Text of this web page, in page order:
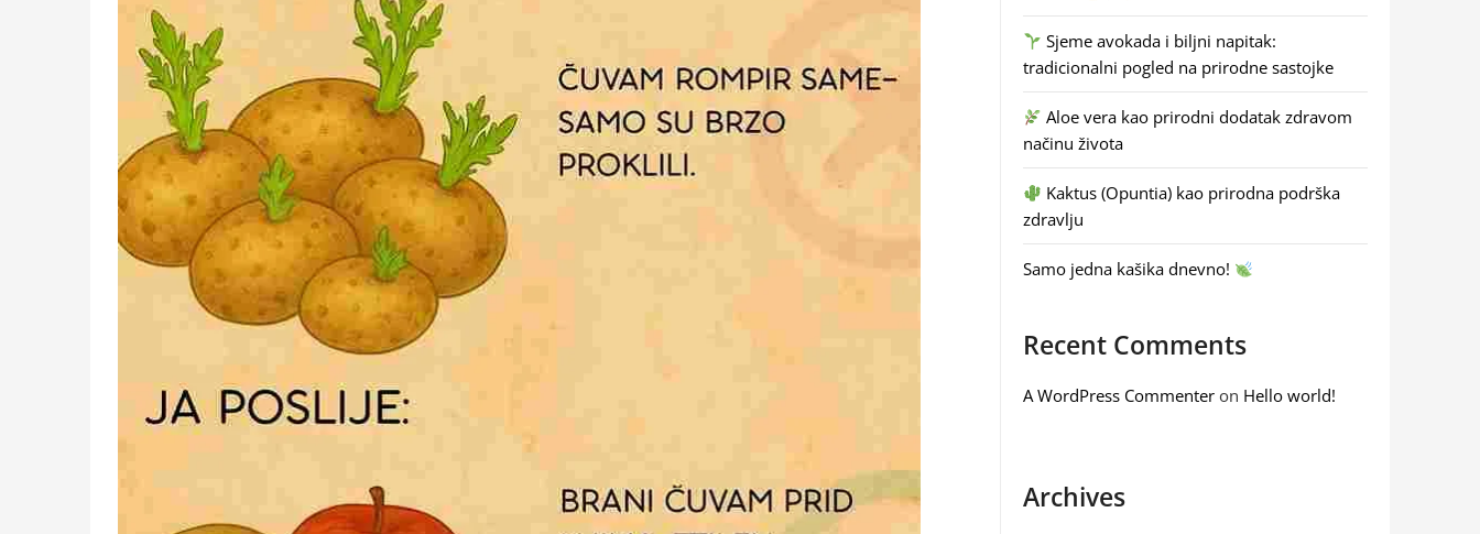
Sjeme avokada i biljni napitak:
tradicionalni pogled na prirodne sastojke
Aloe vera kao prirodni dodatak zdravom
načinu života
Kaktus (Opuntia) kao prirodna podrška
zdravlju
Samo jedna kašika dnevno!
Recent Comments
A WordPress Commenteron Hello world!
Archives